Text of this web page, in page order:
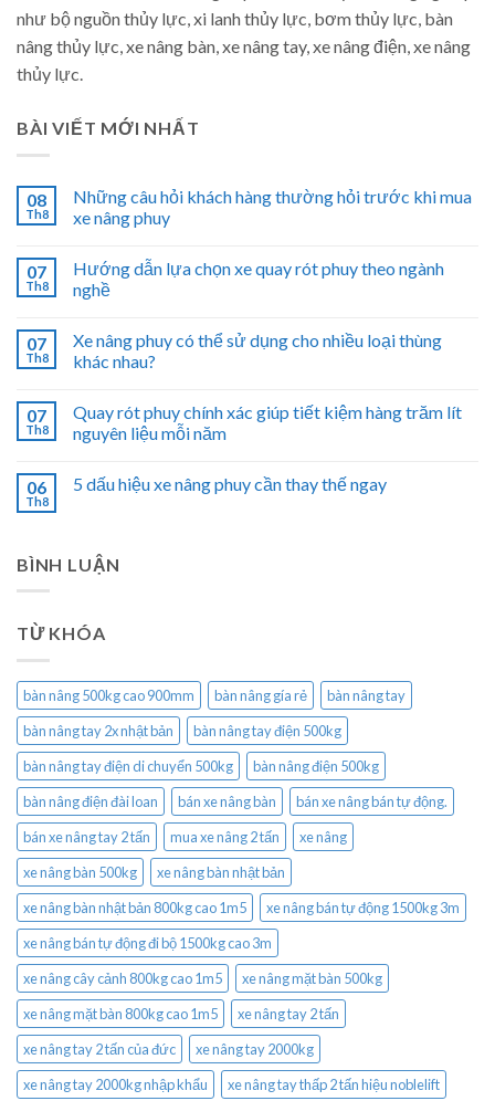
như bộ nguồn thủy lực, xi lanh thủy lực, bơm thủy lực, bàn
nâng thủy lực, xe nâng bàn, xe nâng tay, xe nâng điện, xe nâng
thủy lực.
BÀI VIẾT MỚI NHẤT
08
Th8
Những câu hỏi khách hàng thường hỏi trước khi mua
xe nâng phuy
07
Th8
Hướng dẫn lựa chọn xe quay rót phuy theo ngành
nghề
07
Th8
Xe nâng phuy có thể sử dụng cho nhiều loại thùng
khác nhau?
07
Th8
Quay rót phuy chính xác giúp tiết kiệm hàng trăm lít
nguyên liệu mỗi năm
06
Th8
5 dấu hiệu xe nâng phuy cần thay thế ngay
BÌNH LUẬN
TỪ KHÓA
bàn nâng 500kg cao 900mm bàn nâng gía rẻ
bàn nâng tay
bàn nâng tay 2x nhật bản
bàn nâng tay điện 500kg
bàn nâng tay điện di chuyển 500kg
bàn nâng điện 500kg
bàn nâng điện đài loan
bán xe nâng bàn
bán xe nâng bán tự động.
bán xe nâng tay 2 tấn
mua xe nâng 2 tấn
xe nâng
xe nâng bàn 500kg
xe nâng bàn nhật bản
xe nâng bàn nhật bản 800kg cao 1m5
xe nâng bán tự động 1500kg 3m
xe nâng bán tự động đi bộ 1500kg cao 3m
xe nâng cây cảnh 800kg cao 1m5
xe nâng mặt bàn 500kg
xe nâng mặt bàn 800kg cao 1m5
xe nâng tay 2 tấn
xe nâng tay 2 tấn của đức
xe nâng tay 2000kg
xe nâng tay 2000kg nhập khẩu
xe nâng tay thấp 2 tấn hiệu noblelift